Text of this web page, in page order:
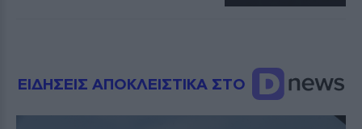
ΕΙΔΗΣΕΙΣ ΑΠΟΚΛΕΙΣΤΙΚΑ ΣΤΟ